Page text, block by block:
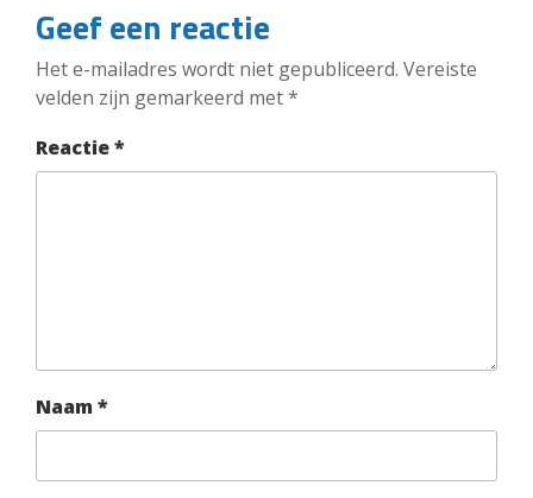
Geef een reactie
Het e-mailadres wordt niet gepubliceerd. Vereiste
velden zijn gemarkeerd met*
Reactie*
Naam *